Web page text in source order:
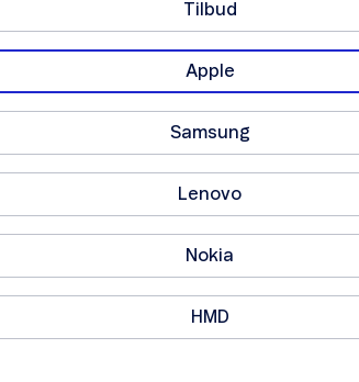
Tilbud
Apple
Samsung
Lenovo
Nokia
HMD